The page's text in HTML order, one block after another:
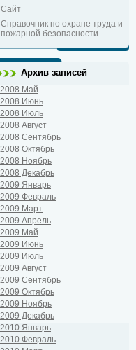
Сайт
Справочник по охране труда и
пожарной безопасности
Архив записей
2008 Май
2008 Июнь
2008 Июль
2008 Август
2008 Сентябрь
2008 Октябрь
2008 Ноябрь
2008 Декабрь
2009 Январь
2009 Февраль
2009 Март
2009 Апрель
2009 Май
2009 Июнь
2009 Июль
2009 Август
2009 Сентябрь
2009 Октябрь
2009 Ноябрь
2009 Декабрь
2010 Январь
2010 Февраль